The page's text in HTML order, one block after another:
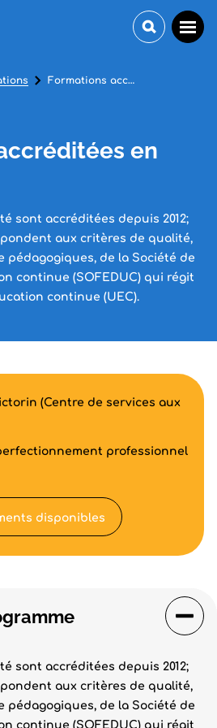
en
sont accréditées depuis 2012;
aux critères de qualité,
de la Société de
continue (SOFEDUC) qui régit
continue (UEC).
Formations accréditées en santé
sont accréditées depuis 2012;
aux critères de qualité,
de la Société de
continue (SOFEDUC) qui régit
(Centre de services aux
professionnel
disponibles